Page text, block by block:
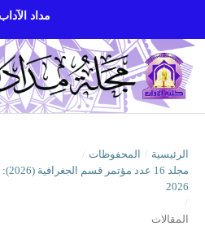
مداد الآداب
الرئيسية / المحفوظات /
2026
/
المقالات